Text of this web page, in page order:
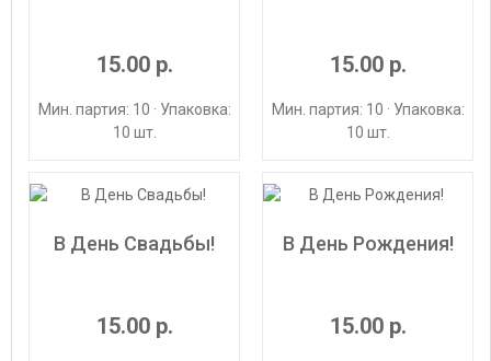
15.00 р.
Мин. партия: 10 · Упаковка:
10 шт.
15.00 р.
Мин. партия: 10 · Упаковка:
10 шт.
В День Свадьбы!
15.00 р.
В День Рождения!
15.00 р.